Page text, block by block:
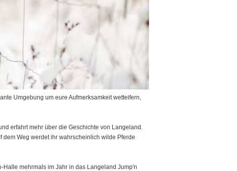
Umgebung um eure Aufmerksamkeit wetteifern,
erfahrt mehr über die Geschichte von Langeland.
Weg werdet ihr wahrscheinlich wilde Pferde
mehrmals im Jahr in das Langeland Jump'n